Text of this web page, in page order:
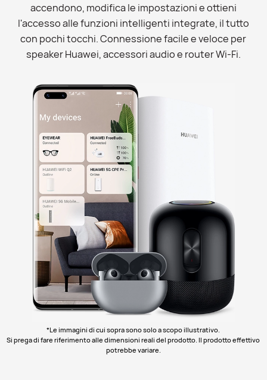
accendono, modifica le impostazioni e ottieni
l'accesso alle funzioni intelligenti integrate, il tutto
con pochi tocchi. Connessione facile e veloce per
speaker Huawei, accessori audio e router Wi-Fi.
*Le immagini di cui sopra sono solo a scopo illustrativo.
Si prega di fare riferimento alle dimensioni reali del prodotto. Il prodotto effettivo
potrebbe variare.